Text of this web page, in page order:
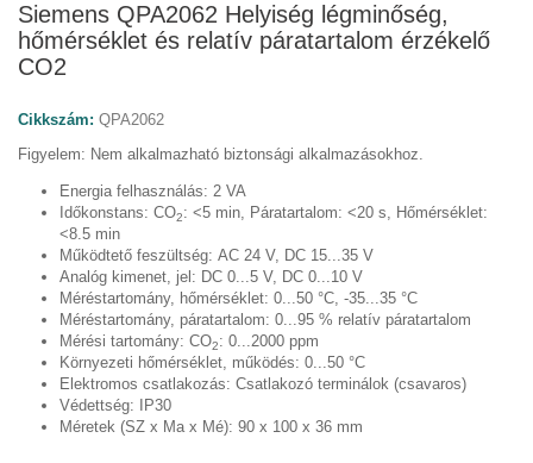
Siemens QPA2062 Helyiség légminőség,
hőmérséklet és relatív páratartalom érzékelő
CO2
Cikkszám: QPA2062
Figyelem: Nem alkalmazható biztonsági alkalmazásokhoz.
Energia felhasználás: 2 VA
Időkonstans: CO2: <5 min, Páratartalom: <20 s, Hőmérséklet:
<8.5 min
Működtető feszültség: AC 24 V, DC 15...35 V
Analóg kimenet, jel: DC 0...5 V, DC 0...10 V
Méréstartomány, hőmérséklet: 0...50 °C, -35...35 °C
Méréstartomány, páratartalom: 0...95 % relatív páratartalom
Mérési tartomány: CO2: 0...2000 ppm
Környezeti hőmérséklet, működés: 0...50 °C
Elektromos csatlakozás: Csatlakozó terminálok (csavaros)
Védettség:
IP30
Méretek (SZ x Ma x Mé): 90 x 100 x 36 mm